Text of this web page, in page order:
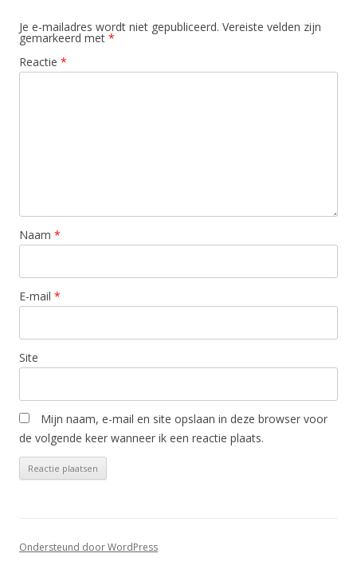
Je e-mailadres wordt niet gepubliceerd. Vereiste velden zijn
gemarkeerd met *
Reactie *
Naam *
E-mail *
Site
Mijn naam, e-mail en site opslaan in deze browser voor
de volgende keer wanneer ik een reactie plaats.
Ondersteund door WordPress